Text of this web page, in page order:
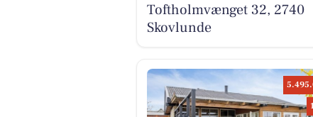
Toftholmvænget 32, 2740
Skovlunde